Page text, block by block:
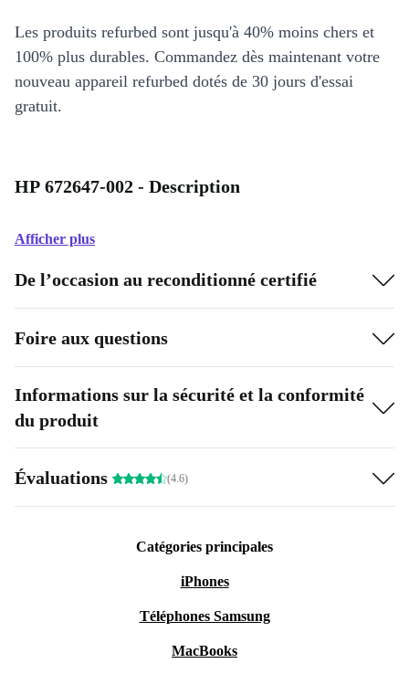
Les produits refurbed sont jusqu'à 40% moins chers et
100% plus durables. Commandez dès maintenant votre
nouveau appareil refurbed dotés de 30 jours d'essai
gratuit.
HP 672647-002 - Description
Afficher plus
De l’occasion au reconditionné certifié
Foire aux questions
Informations sur la sécurité et la conformité
du produit
Évaluations (4.6)
Catégories principales
iPhones
Téléphones Samsung
MacBooks